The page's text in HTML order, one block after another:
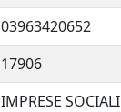
03963420652
17906
IMPRESE SOCIALI